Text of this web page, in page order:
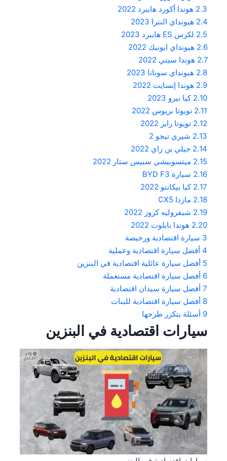
2.3 هوندا أكورد هايبرد 2022
2.4 هيونداي النترا 2023
2.5 لكزس ES هايبرد 2023
2.6 هيونداي ايونيك 2022
2.7 هوندا سيتي 2022
2.8 هيونداي سوناتا 2023
2.9 هوندا إنسايت 2022
2.10 كيا نيرو 2023
2.11 تويوتا بريوس 2022
2.12 تويوتا رايز 2022
2.13 شيري تيجو 2
2.14 جيلي بن راي 2022
2.15 ميتسوبيشي سبيس ستار 2022
2.16 سيارة BYD F3
2.17 كيا بيكانتو 2022
2.18 مازدا CX5
2.19 شيفروليه كروز 2022
2.20 هوندا بايلوت 2022
3 سيارة اقتصادية ورخيصة
4 أفضل سيارة اقتصادية وعملية
5 أفضل سيارة عائلية اقتصادية في البنزين
6 أفضل سيارة اقتصادية مستعملة
7 أفضل سيارة سيدان اقتصادية
8 أفضل سيارة اقتصادية للبنات
9 أسئلة يتكرر طرحها
سيارات اقتصادية في البنزين